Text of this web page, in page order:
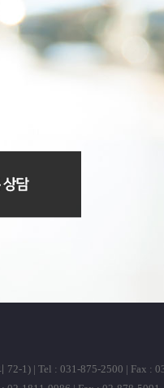
1) | Tel : 031-875-2500 | Fax :